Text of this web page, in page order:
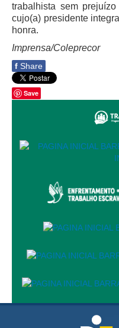
Centro de Memória
Responsabilidade
Escola Judicial
Coordenadoria de
Ação Trabalhista
Atermação On-line -
Consulta de Pautas
Atas de Sessões
Audiências e Sessões
trabalhista sem
cujo(a) presidente
honra.
Imprensa/Coleprecor
f Share
Save